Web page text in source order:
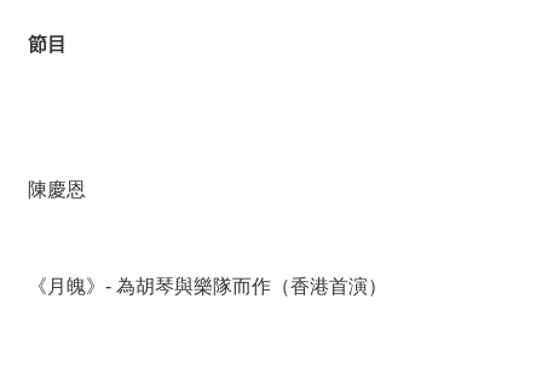
節目
陳慶恩
《月魄》- 為胡琴與樂隊而作（香港首演）